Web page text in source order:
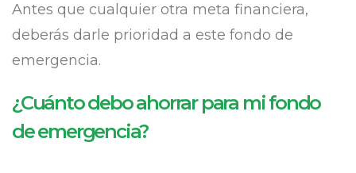
Antes que cualquier otra meta financiera,
deberás darle prioridad a este fondo de
emergencia.
¿Cuánto debo ahorrar para mi fondo
de emergencia?